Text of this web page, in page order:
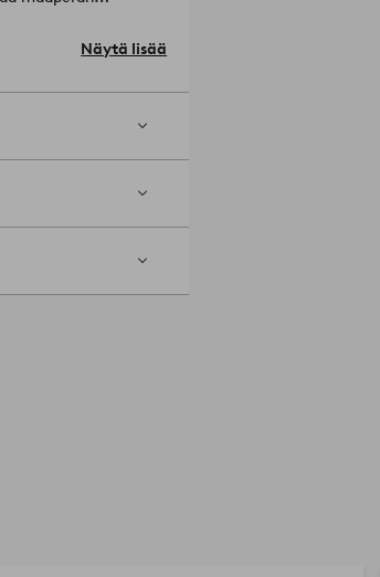
Näytä lisää